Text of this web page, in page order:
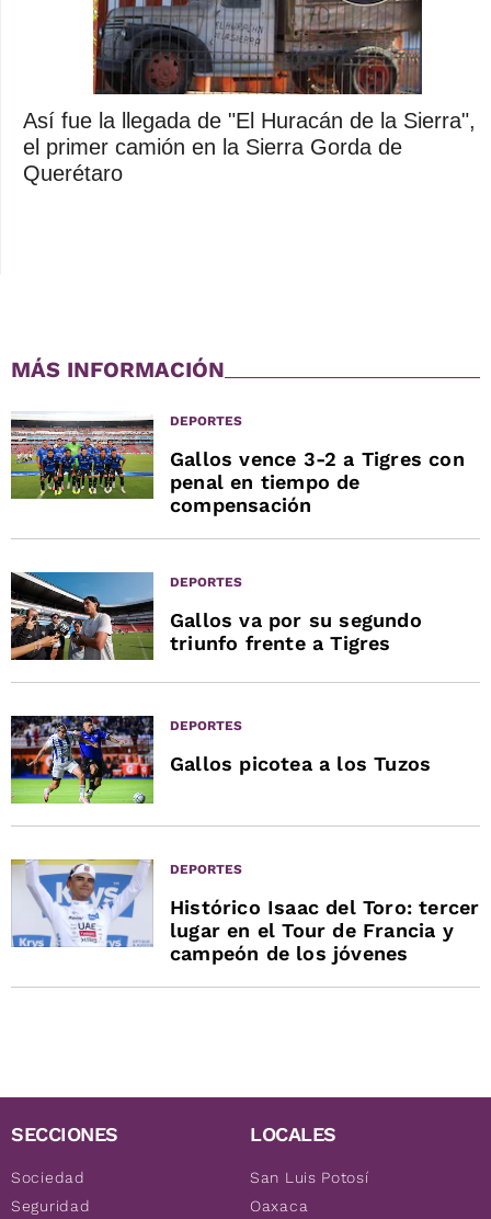
Así fue la llegada de "El Huracán de la Sierra",
el primer camión en la Sierra Gorda de
Querétaro
MÁS INFORMACIÓN
DEPORTES
Gallos vence 3-2 a Tigres con
penal en tiempo de
compensación
DEPORTES
Gallos va por su segundo
triunfo frente a Tigres
DEPORTES
Gallos picotea a los Tuzos
DEPORTES
Histórico Isaac del Toro: tercer
lugar en el Tour de Francia y
campeón de los jóvenes
SECCIONES
Sociedad
Seguridad
LOCALES
San Luis Potosí
Oaxaca